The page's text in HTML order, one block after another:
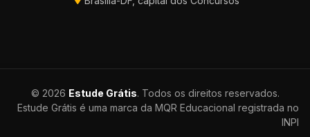
© 2026 Estude Grátis. Todos os direitos reservados.
Estude Grátis é uma marca da MQR Educacional registrada no
INPI